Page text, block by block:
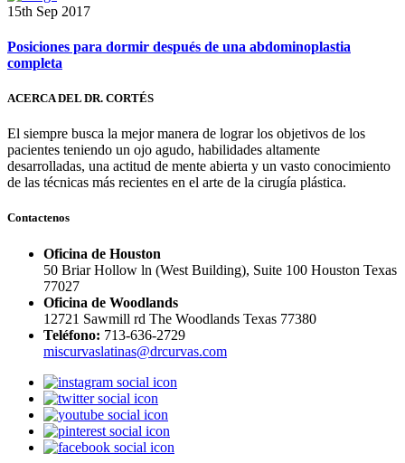
15th Sep 2017
Posiciones para dormir después de una abdominoplastia
completa
ACERCA DEL DR. CORTÉS
El siempre busca la mejor manera de lograr los objetivos de los
pacientes teniendo un ojo agudo, habilidades altamente
desarrolladas, una actitud de mente abierta y un vasto conocimiento
de las técnicas más recientes en el arte de la cirugía plástica.
Contactenos
Oficina de Houston
50 Briar Hollow ln (West Building), Suite 100 Houston Texas
77027
Oficina de Woodlands
12721 Sawmill rd The Woodlands Texas 77380
Teléfono: 713-636-2729
miscurvaslatinas@drcurvas.com